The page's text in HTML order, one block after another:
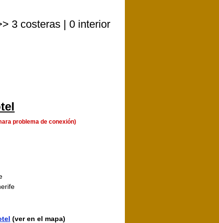
3 costeras | 0 interior
problema de conexión)
(ver en el mapa)